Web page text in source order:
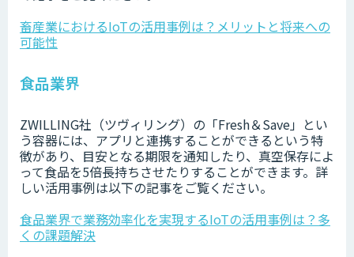
畜産業におけるIoTの活用事例は？メリットと将来への
可能性
食品業界
ZWILLING社（ツヴィリング）の「Fresh＆Save」とい
う容器には、アプリと連携することができるという特
徴があり、目安となる期限を通知したり、真空保存によ
って食品を5倍長持ちさせたりすることができます。詳
しい活用事例は以下の記事をご覧ください。
食品業界で業務効率化を実現するIoTの活用事例は？多
くの課題解決